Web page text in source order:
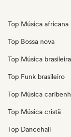
Top Música africana
Top Bossa nova
Top Música brasileira
Top Funk brasileiro
Top Música
Top Música cristã
Top Dancehall